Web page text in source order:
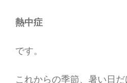
熱中症
です。
これからの季節、暑い日